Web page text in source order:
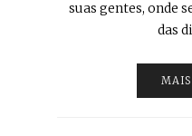
suas gentes, onde
das